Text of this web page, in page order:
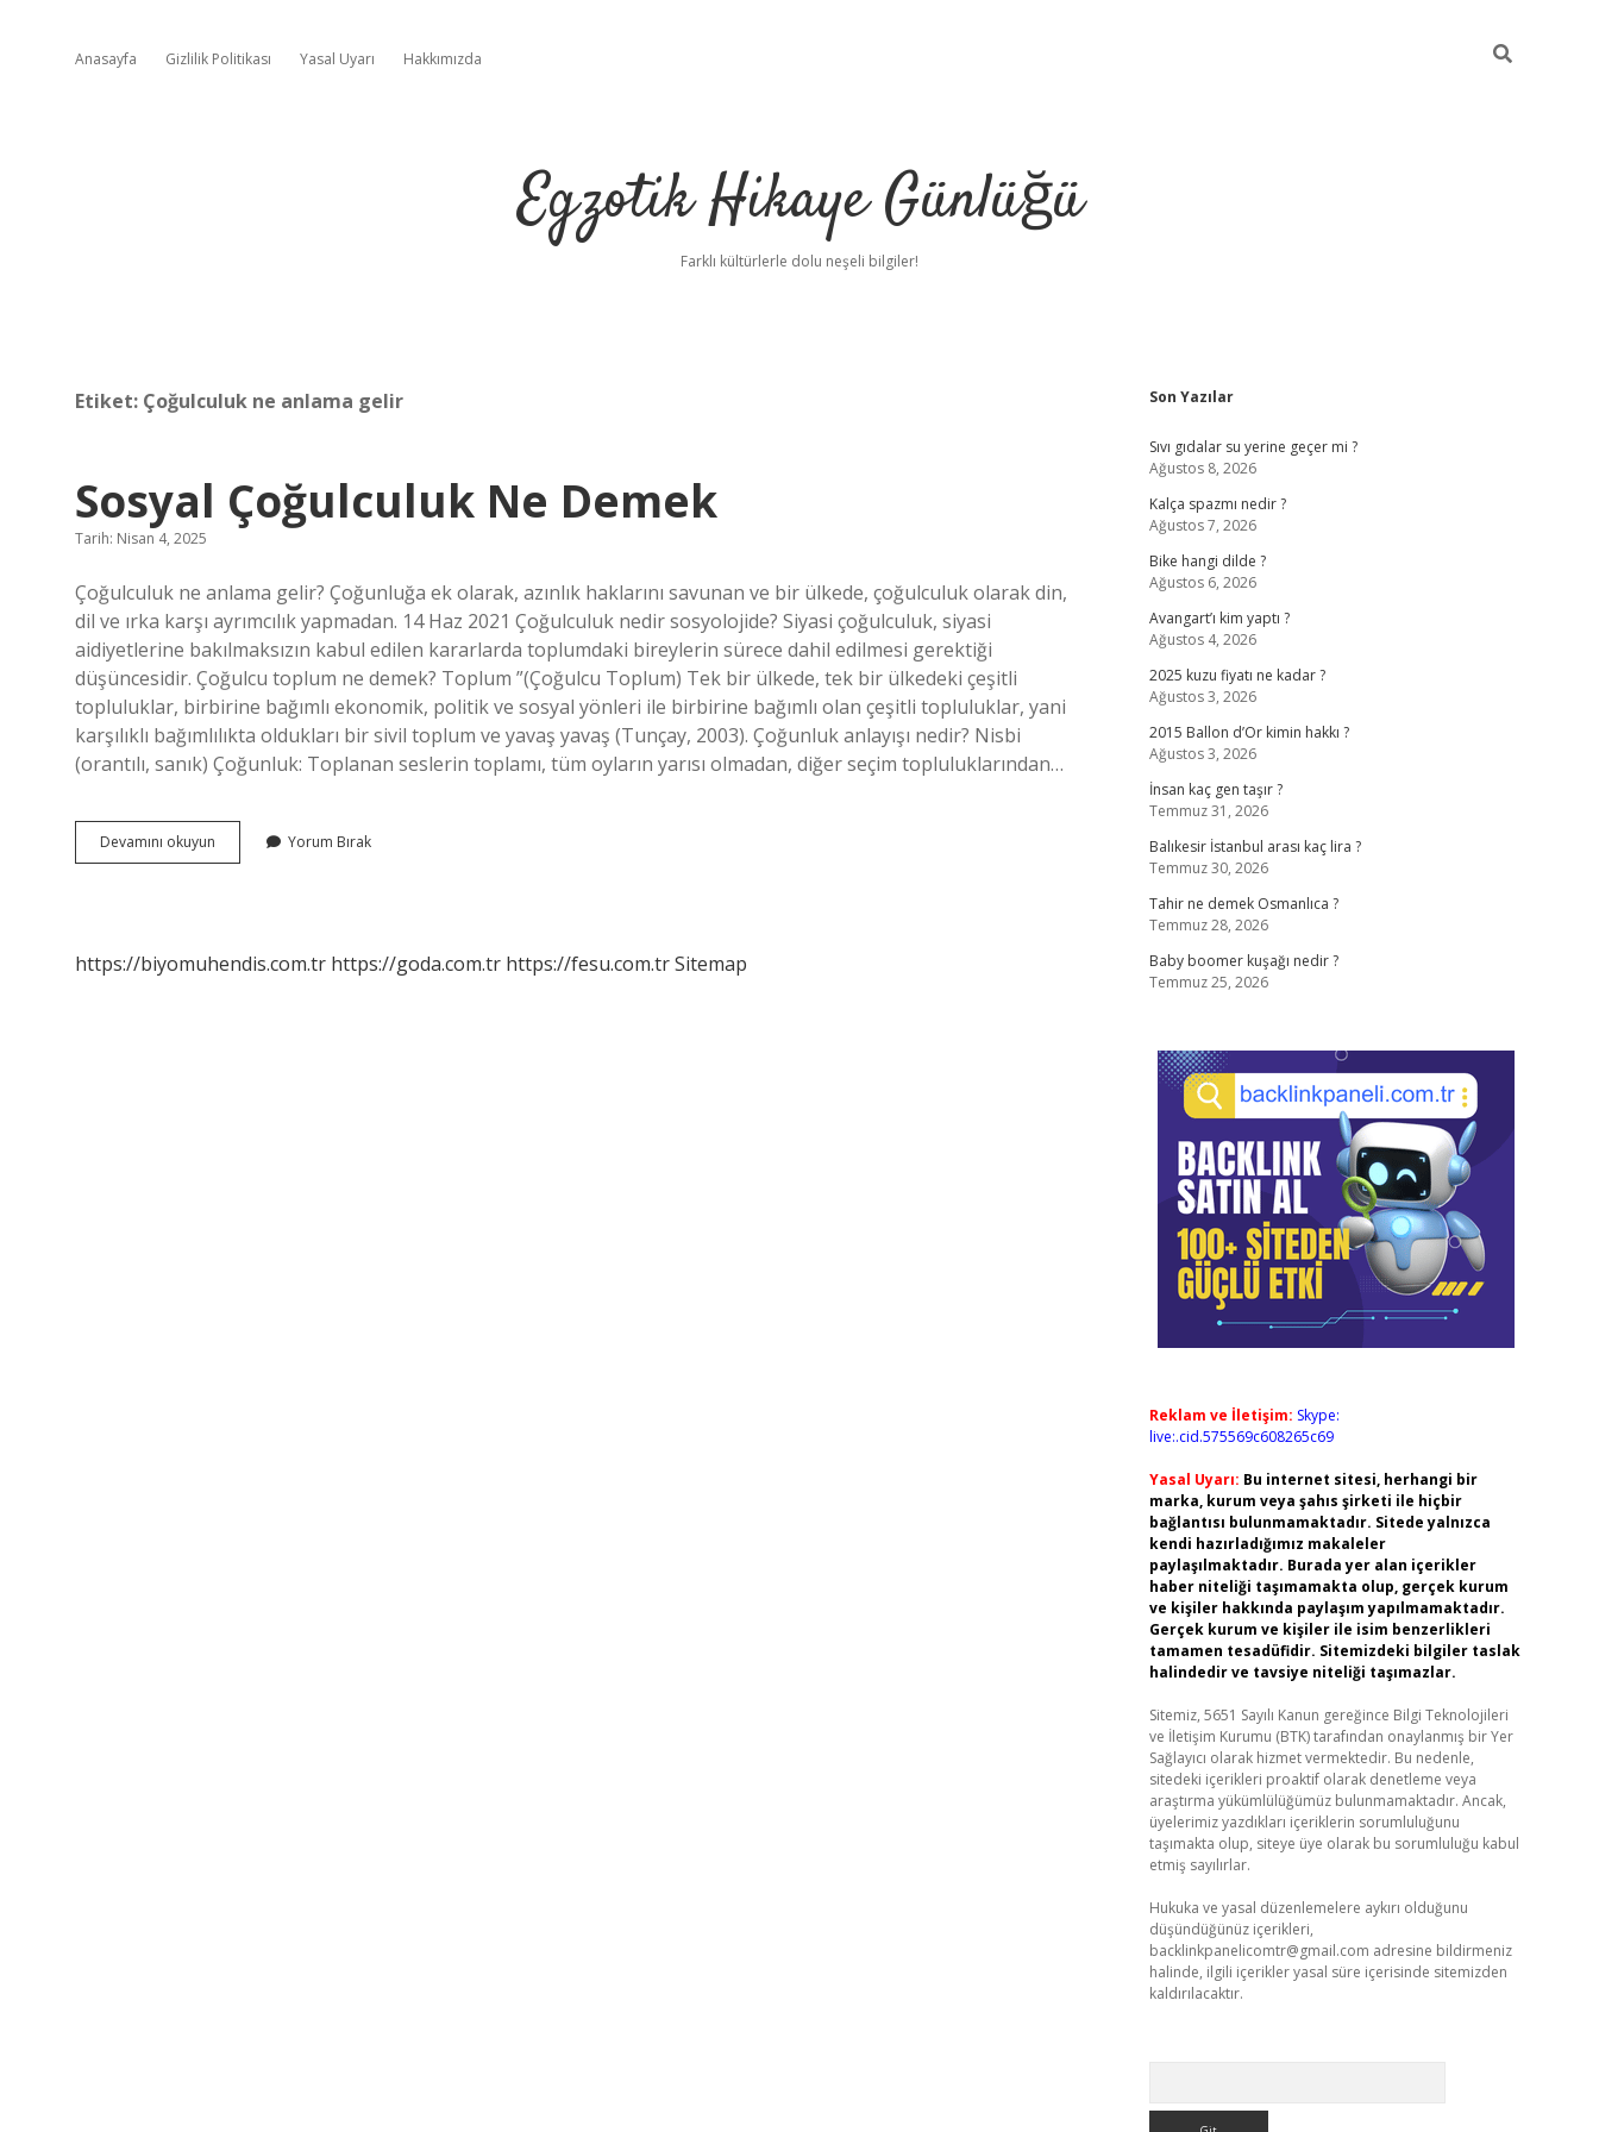
Anasayfa Gizlilik Politikası Yasal Uyarı Hakkımızda
Egzotik Hikaye Günlüğü
Farklı kültürlerle dolu neşeli bilgiler!
Etiket: Çoğulculuk ne anlama gelir
Sosyal Çoğulculuk Ne Demek
Tarih: Nisan 4, 2025
Çoğulculuk ne anlama gelir? Çoğunluğa ek olarak, azınlık haklarını savunan ve bir ülkede, çoğulculuk olarak din,
dil ve ırka karşı ayrımcılık yapmadan. 14 Haz 2021 Çoğulculuk nedir sosyolojide? Siyasi çoğulculuk, siyasi
aidiyetlerine bakılmaksızın kabul edilen kararlarda toplumdaki bireylerin sürece dahil edilmesi gerektiği
düşüncesidir. Çoğulcu toplum ne demek? Toplum ”(Çoğulcu Toplum) Tek bir ülkede, tek bir ülkedeki çeşitli
topluluklar, birbirine bağımlı ekonomik, politik ve sosyal yönleri ile birbirine bağımlı olan çeşitli topluluklar, yani
karşılıklı bağımlılıkta oldukları bir sivil toplum ve yavaş yavaş (Tunçay, 2003). Çoğunluk anlayışı nedir? Nisbi
(orantılı, sanık) Çoğunluk: Toplanan seslerin toplamı, tüm oyların yarısı olmadan, diğer seçim topluluklarından…
Devamını okuyun
Çoğulculuk
Yorum Bırak
https://biyomuhendis.com.tr https://goda.com.tr https://fesu.com.trSitemap
Sidebar
Son Yazılar
Sıvı gıdalar su yerine geçer mi ?
Ağustos 8, 2026
Kalça spazmı nedir ?
Ağustos 7, 2026
Bike hangi dilde ?
Ağustos 6, 2026
Avangart’ı kim yaptı ?
Ağustos 4, 2026
2025 kuzu fiyatı ne kadar ?
Ağustos 3, 2026
2015 Ballon d’Or kimin hakkı ?
Ağustos 3, 2026
İnsan kaç gen taşır ?
Temmuz 31, 2026
Balıkesir İstanbul arası kaç lira ?
Temmuz 30, 2026
Tahir ne demek Osmanlıca ?
Temmuz 28, 2026
Baby boomer kuşağı nedir ?
Temmuz 25, 2026
Reklam ve İletişim: Skype:
live:.cid.575569c608265c69
Yasal Uyarı: Bu internet sitesi, herhangi bir
marka, kurum veya şahıs şirketi ile hiçbir
bağlantısı bulunmamaktadır. Sitede yalnızca
kendi hazırladığımız makaleler
paylaşılmaktadır. Burada yer alan içerikler
haber niteliği taşımamakta olup, gerçek kurum
ve kişiler hakkında paylaşım yapılmamaktadır.
Gerçek kurum ve kişiler ile isim benzerlikleri
tamamen tesadüfidir. Sitemizdeki bilgiler taslak
halindedir ve tavsiye niteliği taşımazlar.
Sitemiz, 5651 Sayılı Kanun gereğince Bilgi Teknolojileri
ve İletişim Kurumu (BTK) tarafından onaylanmış bir Yer
Sağlayıcı olarak hizmet vermektedir. Bu nedenle,
sitedeki içerikleri proaktif olarak denetleme veya
araştırma yükümlülüğümüz bulunmamaktadır. Ancak,
üyelerimiz yazdıkları içeriklerin sorumluluğunu
taşımakta olup, siteye üye olarak bu sorumluluğu kabul
etmiş sayılırlar.
Hukuka ve yasal düzenlemelere aykırı olduğunu
düşündüğünüz içerikleri,
backlinkpanelicomtr@gmail.com adresine bildirmeniz
halinde, ilgili içerikler yasal süre içerisinde sitemizden
kaldırılacaktır.